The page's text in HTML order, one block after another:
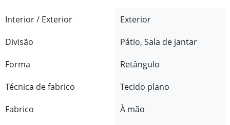
Interior / Exterior
Exterior
Divisão
Pátio, Sala de jantar
Forma
Retângulo
Técnica de fabrico
Tecido plano
Fabrico
À mão